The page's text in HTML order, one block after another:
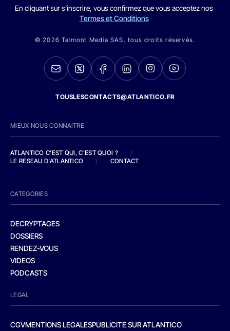
En cliquant sur s'inscrire, vous confirmez que vous acceptez nos
Termes et Conditions
© 2026 Talmont Media SAS. tous droits réservés.
TOUSLESCONTACTS@ATLANTICO.FR
MIEUX NOUS CONNAITRE
ATLANTICO C'EST QUI, C'EST QUOI ?
/
LE RESEAU D'ATLANTICO
/ CONTACT
CATEGORIES
DECRYPTAGES
DOSSIERS
RENDEZ-VOUS
VIDEOS
PODCASTS
LEGAL
CGVMENTIONS LEGALESPUBLICITE SUR ATLANTICO